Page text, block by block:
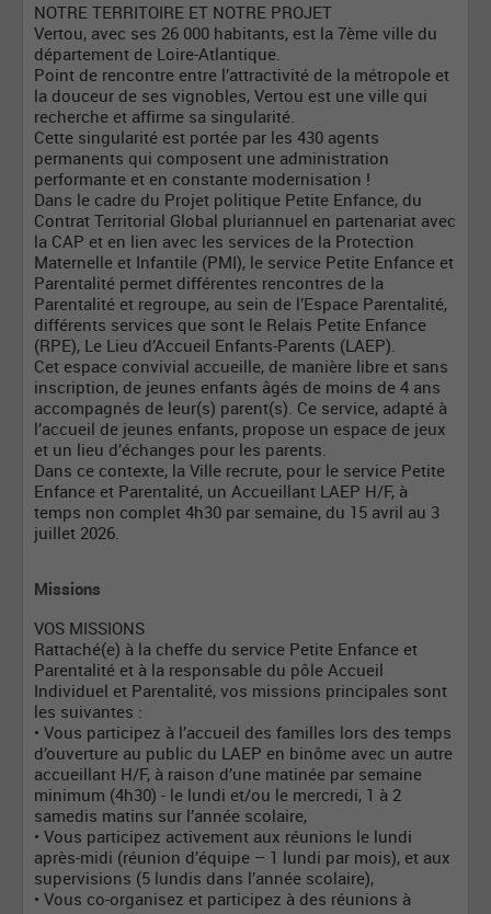
NOTRE TERRITOIRE ET NOTRE PROJET
Vertou, avec ses 26 000 habitants, est la 7ème ville du
département de Loire-Atlantique.
Point de rencontre entre l’attractivité de la métropole et
la douceur de ses vignobles, Vertou est une ville qui
recherche et affirme sa singularité.
Cette singularité est portée par les 430 agents
permanents qui composent une administration
performante et en constante modernisation !
Dans le cadre du Projet politique Petite Enfance, du
Contrat Territorial Global pluriannuel en partenariat avec
la CAP et en lien avec les services de la Protection
Maternelle et Infantile (PMI), le service Petite Enfance et
Parentalité permet différentes rencontres de la
Parentalité et regroupe, au sein de l’Espace Parentalité,
différents services que sont le Relais Petite Enfance
(RPE), Le Lieu d’Accueil Enfants-Parents (LAEP).
Cet espace convivial accueille, de manière libre et sans
inscription, de jeunes enfants âgés de moins de 4 ans
accompagnés de leur(s) parent(s). Ce service, adapté à
l’accueil de jeunes enfants, propose un espace de jeux
et un lieu d’échanges pour les parents.
Dans ce contexte, la Ville recrute, pour le service Petite
Enfance et Parentalité, un Accueillant LAEP H/F, à
temps non complet 4h30 par semaine, du 15 avril au 3
juillet 2026.
Missions
VOS MISSIONS
Rattaché(e) à la cheffe du service Petite Enfance et
Parentalité et à la responsable du pôle Accueil
Individuel et Parentalité, vos missions principales sont
les suivantes :
• Vous participez à l’accueil des familles lors des temps
d’ouverture au public du LAEP en binôme avec un autre
accueillant H/F, à raison d’une matinée par semaine
minimum (4h30) - le lundi et/ou le mercredi, 1 à 2
samedis matins sur l’année scolaire,
• Vous participez activement aux réunions le lundi
après-midi (réunion d’équipe – 1 lundi par mois), et aux
supervisions (5 lundis dans l’année scolaire),
• Vous co-organisez et participez à des réunions à